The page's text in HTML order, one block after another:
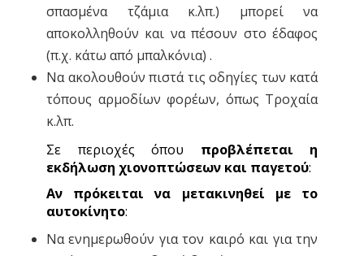
σπασμένα τζάμια κ.λπ.) μπορεί να
αποκολληθούν και να πέσουν στο έδαφος
(π.χ. κάτω από μπαλκόνια) .
Να ακολουθούν πιστά τις οδηγίες των κατά
τόπους αρμοδίων φορέων, όπως Τροχαία
κ.λπ.
Σε περιοχές όπου προβλέπεται η
εκδήλωση χιονοπτώσεων και παγετού:
Αν πρόκειται να μετακινηθεί με το
αυτοκίνητο:
Να ενημερωθούν για τον καιρό και για την